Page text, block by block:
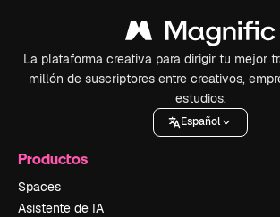
La plataforma creativa para dirigir tu mejor
millón de suscriptores entre creativos,
estudios.
Español
Productos
Spaces
Asistente de IA